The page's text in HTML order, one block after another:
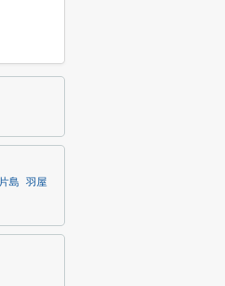
島
羽屋